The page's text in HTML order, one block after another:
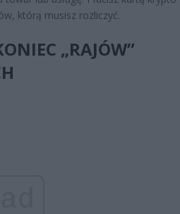
którą musisz rozliczyć.
„RAJÓW”